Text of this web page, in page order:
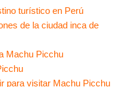
turístico en Perú
de la ciudad inca de
Machu Picchu
para visitar Machu Picchu